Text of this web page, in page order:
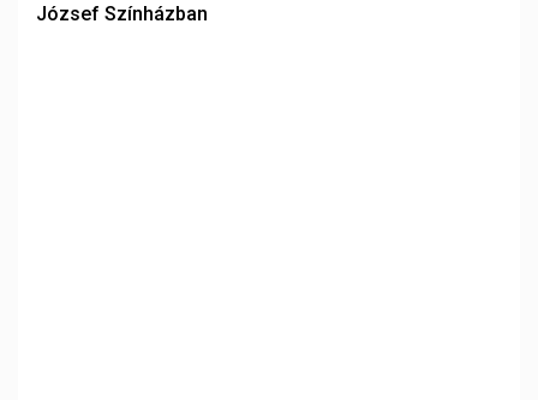
József Színházban